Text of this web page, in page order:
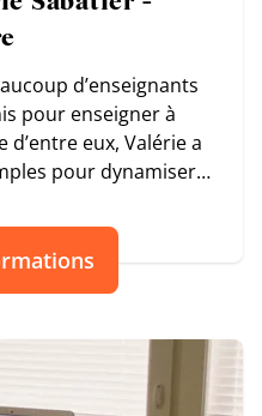
d’enseignants
pour enseigner à
eux, Valérie a
pour dynamiser